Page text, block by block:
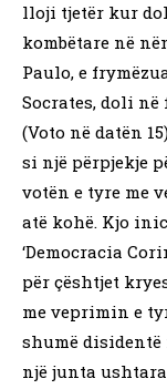
lloji tjetër kur
kombëtare në
Paulo, e
Socrates, doli në
(Voto në datën
si një përpjekje
votën e tyre me
atë kohë. Kjo
‘Democracia
për çështjet
me veprimin e
shumë disidentë
një junta